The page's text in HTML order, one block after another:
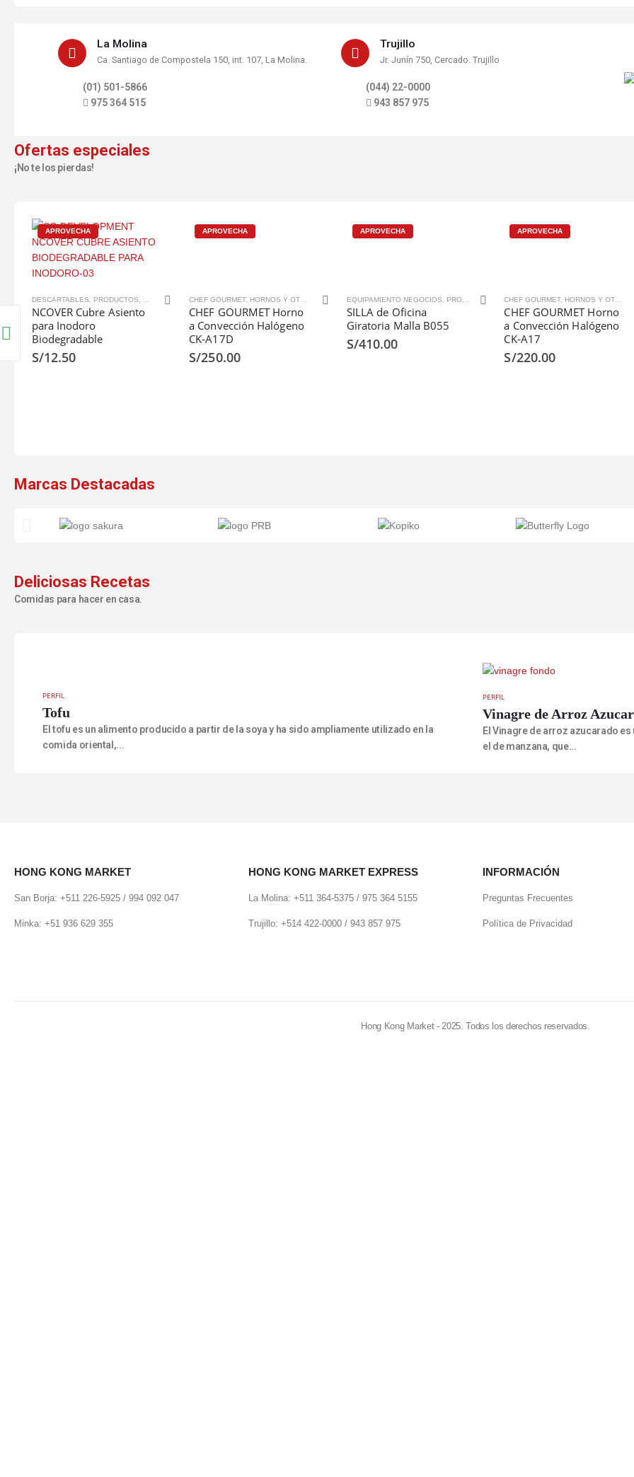
La Molina
Ca. Santiago de Compostela 150, int. 107, La Molina.
(01) 501-5866
975 364 515
Trujillo
Jr. Junín 750, Cercado. Trujillo
(044) 22-0000
943 857 975
Ofertas especiales
¡No te los pierdas!
SILLAS
APROVECHA
DESCARTABLES PRODUCTOS PROTECTORES
NCOVER Cubre Asiento
para Inodoro
Biodegradable
S/12.50
APROVECHA
CHEF GOURMET, HORNOS Y OTROS
CHEF GOURMET Horno
a Convección Halógeno
CK-A17D
S/250.00
APROVECHA
EQUIPAMIENTO NEGOCIOS PRODUCTOS SILLAS
SILLA de Oficina
Giratoria Malla B055
S/410.00
APROVECHA
CHEF GOURMET, HORNOS Y OTROS
CHEF GOURMET Horno
a Convección Halógeno
CK-A17
S/220.00
Marcas Destacadas
Deliciosas Recetas
Comidas para hacer en casa.
PERFIL
Tofu
El tofu es un alimento producido a partir de la soya y ha sido ampliamente utilizado en la
comida oriental,...
PERFIL
Vinagre de Arroz
El Vinagre de arroz azucarado
el de manzana, que...
HONG KONG MARKET
San Borja: +511 226-5925 / 994 092 047
Minka: +51 936 629 355
HONG KONG MARKET EXPRESS
La Molina: +511 364-5375 / 975 364 5155
Trujillo: +514 422-0000 / 943 857 975
INFORMACIÓN
Preguntas Frecuentes
Política de Privacidad
Hong Kong Market - 2025. Todos los derechos reservados.